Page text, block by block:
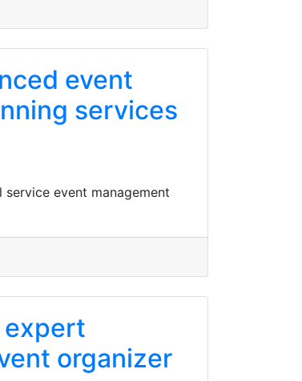
event
services
event management
expert
organizer